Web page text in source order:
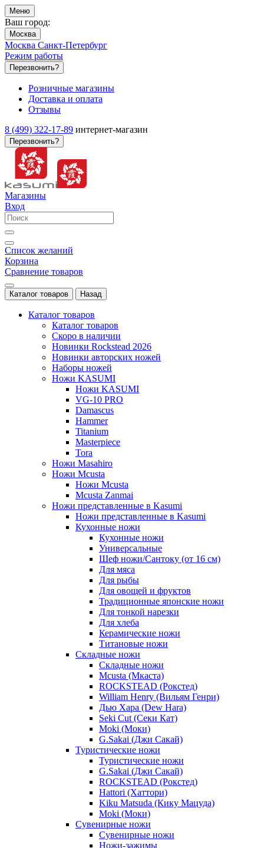
Меню
Ваш город:
Москва
Москва Санкт-Петербург
Режим работы
Перезвонить?
Розничные магазины
Доставка и оплата
Отзывы
8 (499) 322-17-89 интернет-магазин
Перезвонить?
Магазины
Вход
Список желаний
Корзина
Сравнение товаров
Каталог товаров Назад
Каталог товаров
Каталог товаров
Скоро в наличии
Новинки Rockstead 2026
Новинки авторских ножей
Наборы ножей
Ножи KASUMI
Ножи KASUMI
VG-10 PRO
Damascus
Hammer
Titanium
Masterpiece
Tora
Ножи Masahiro
Ножи Mcusta
Ножи Mcusta
Mcusta Zanmai
Ножи представленные в Kasumi
Ножи представленные в Kasumi
Кухонные ножи
Кухонные ножи
Универсальные
Шеф ножи/Сантоку (от 16 см)
Для мяса
Для рыбы
Для овощей и фруктов
Традиционные японские ножи
Для тонкой нарезки
Для хлеба
Керамические ножи
Титановые ножи
Складные ножи
Складные ножи
Mcusta (Мкаста)
ROCKSTEAD (Рокстед)
William Henry (Вильям Генри)
Дью Хара (Dew Hara)
Seki Cut (Секи Кат)
Moki (Моки)
G.Sakai (Джи Сакай)
Туристические ножи
Туристические ножи
G.Sakai (Джи Сакай)
ROCKSTEAD (Рокстед)
Hattori (Хаттори)
Kiku Matsuda (Кику Мацуда)
Moki (Моки)
Сувенирные ножи
Сувенирные ножи
Ножи-зажимы